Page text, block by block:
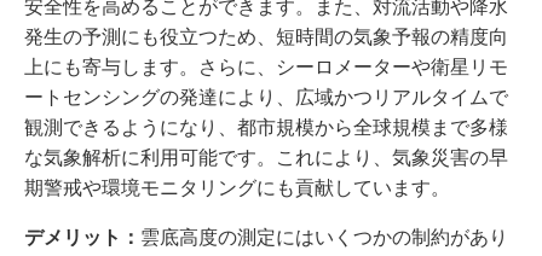
安全性を高めることができます。また、対流活動や降水
発生の予測にも役立つため、短時間の気象予報の精度向
上にも寄与します。さらに、シーロメーターや衛星リモ
ートセンシングの発達により、広域かつリアルタイムで
観測できるようになり、都市規模から全球規模まで多様
な気象解析に利用可能です。これにより、気象災害の早
期警戒や環境モニタリングにも貢献しています。
デメリット： 雲底高度の測定にはいくつかの制約があり